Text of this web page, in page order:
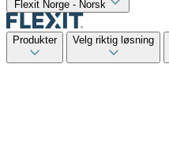
Flexit Norge - Norsk
Produkter Velg riktig løsning